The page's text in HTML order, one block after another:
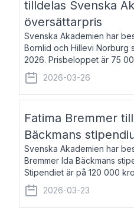
tilldelas Svenska
översättarpris
Svenska Akademien har
Bornlid och Hillevi Norburg
2026. Prisbeloppet är 75
Bornlid, född 1947, är
främst känd för sina översät
2026-03-26
Fatima Bremmer
Bäckmans
Svenska Akademien har
Bremmer Ida Bäckmans
Stipendiet är på 120 000
1977, är journalist och
boken Ligan.
2026-03-23